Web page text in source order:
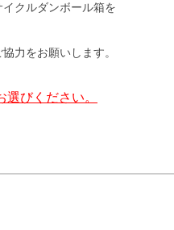
クルダンボール箱を
力をお願いします。
びください。